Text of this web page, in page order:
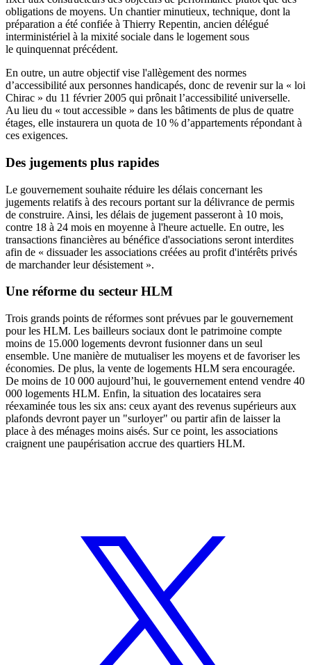
obligations de moyens. Un chantier minutieux, technique, dont la
préparation a été confiée à Thierry Repentin, ancien délégué
interministériel à la mixité sociale dans le logement sous
le quinquennat précédent.
En outre, un autre objectif vise l'allègement des normes
d’accessibilité aux personnes handicapés, donc de revenir sur la « loi
Chirac » du 11 février 2005 qui prônait l’accessibilité universelle.
Au lieu du « tout accessible » dans les bâtiments de plus de quatre
étages, elle instaurera un quota de 10 % d’appartements répondant à
ces exigences.
Des jugements plus rapides
Le gouvernement souhaite réduire les délais concernant les
jugements relatifs à des recours portant sur la délivrance de permis
de construire. Ainsi, les délais de jugement passeront à 10 mois,
contre 18 à 24 mois en moyenne à l'heure actuelle. En outre, les
transactions financières au bénéfice d'associations seront interdites
afin de « dissuader les associations créées au profit d'intérêts privés
de marchander leur désistement ».
Une réforme du secteur HLM
Trois grands points de réformes sont prévues par le gouvernement
pour les HLM. Les bailleurs sociaux dont le patrimoine compte
moins de 15.000 logements devront fusionner dans un seul
ensemble. Une manière de mutualiser les moyens et de favoriser les
économies. De plus, la vente de logements HLM sera encouragée.
De moins de 10 000 aujourd’hui, le gouvernement entend vendre 40
000 logements HLM. Enfin, la situation des locataires sera
réexaminée tous les six ans: ceux ayant des revenus supérieurs aux
plafonds devront payer un "surloyer" ou partir afin de laisser la
place à des ménages moins aisés. Sur ce point, les associations
craignent une paupérisation accrue des quartiers HLM.